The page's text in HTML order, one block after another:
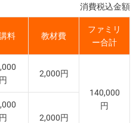
消費税込金額
料 教材費
ファミリ
ー合計
円
2,000円
140,000
円
円
2,000円